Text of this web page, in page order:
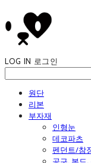
LOG IN 로그인
원단
리본
부자재
인형눈
데코파츠
펜던트/참